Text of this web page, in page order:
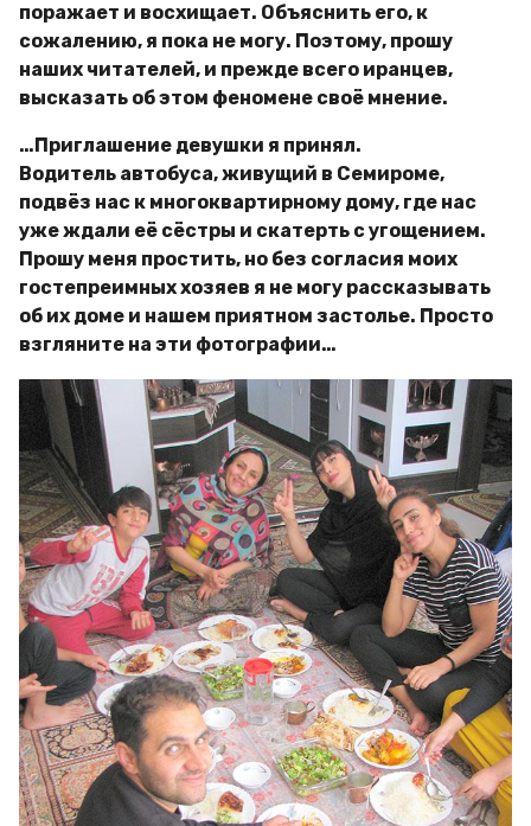
поражает и восхищает. Объяснить его, к
сожалению, я пока не могу. Поэтому, прошу
наших читателей, и прежде всего иранцев,
высказать об этом феномене своё мнение.
…Приглашение девушки я принял.
Водитель автобуса, живущий в Семироме,
подвёз нас к многоквартирному дому, где нас
уже ждали её сёстры и скатерть с угощением.
Прошу меня простить, но без согласия моих
гостепреимных хозяев я не могу рассказывать
об их доме и нашем приятном застолье. Просто
взгляните на эти фотографии…